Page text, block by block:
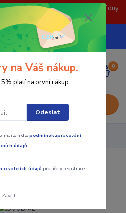
objednávky odešleme následující dny.
za pochopení.
CZK
0
0,00 Kč
SVUBR/L
na Váš nákup.
platí na první nákup.
Odeslat
mailem dlepodmínek zpracování
údajů.
osobních údajů pro účely registrace.
Zavřít